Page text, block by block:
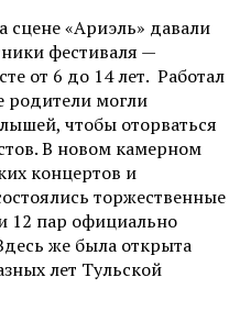
сцене«Ариэль» давали
фестиваля —
от 6 до 14 лет. Работал
родители могли
чтобы оторваться
В новом камерном
концертов и
торжественные
12 пар официально
же была открыта
лет Тульской